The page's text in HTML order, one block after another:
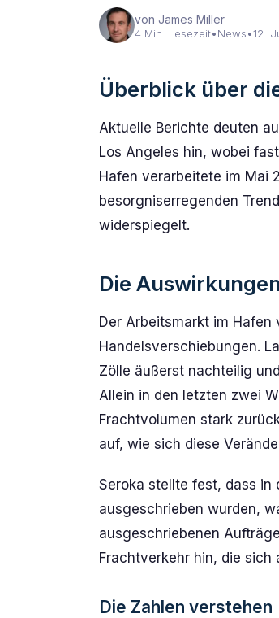
von James Miller
4 Min. Lesezeit•News•12.
Überblick über
Aktuelle Berichte deuten
Los Angeles hin, wobei
Hafen verarbeitete im Mai
besorgniserregenden
widerspiegelt.
Die
Der Arbeitsmarkt im
Handelsverschiebungen.
Zölle äußerst nachteilig
Allein in den letzten zwei
Frachtvolumen stark
auf, wie sich diese
Seroka stellte fest, dass
ausgeschrieben wurden,
ausgeschriebenen
Frachtverkehr hin, die
Die Zahlen verstehen